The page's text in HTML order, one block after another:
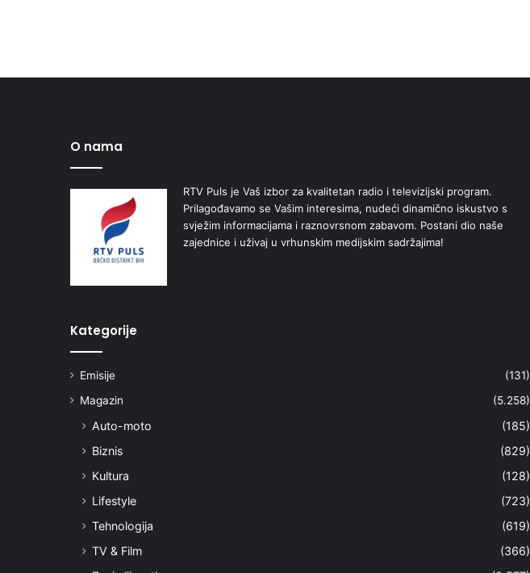
O nama
RTV Puls je Vaš izbor za kvalitetan radio i televizijski program.
Prilagođavamo se Vašim interesima, nudeći dinamično iskustvo s
svježim informacijama i raznovrsnom zabavom. Postani dio naše
zajednice i uživaj u vrhunskim medijskim sadržajima!
Kategorije
Emisije
(131)
Magazin
(5.258)
Auto-moto
(185)
Biznis
(829)
Kultura
(128)
Lifestyle
(723)
Tehnologija
(619)
TV & Film
(366)